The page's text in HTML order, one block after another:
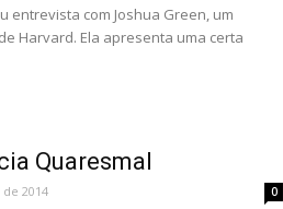
entrevista com Joshua Green, um
Harvard. Ela apresenta uma certa
Quaresmal
2014 0